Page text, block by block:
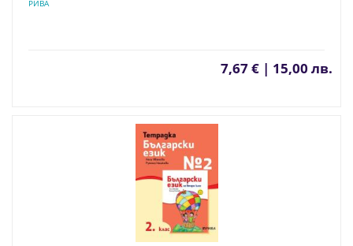
РИВА
7,67 € | 15,00 лв.